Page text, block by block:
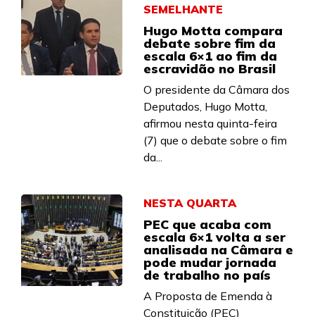
SEMELHANTE
Hugo Motta compara
debate sobre fim da
escala 6×1 ao fim da
escravidão no Brasil
O presidente da Câmara dos
Deputados, Hugo Motta,
afirmou nesta quinta-feira
(7) que o debate sobre o fim
da...
NESTA QUARTA
PEC que acaba com
escala 6×1 volta a ser
analisada na Câmara e
pode mudar jornada
de trabalho no país
A Proposta de Emenda à
Constituição (PEC)